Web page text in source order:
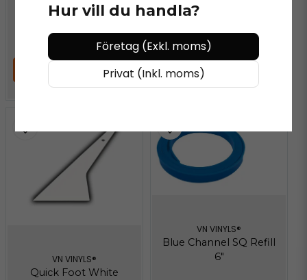
199 kr/ styck
LÄGG I VARUKORGEN
169 kr/ styck
LÄGG I VARUKORGEN
VN VINYLS®
Quick Foot White
VN VINYLS®
Blue Channel SQ Refill
6"
Hur vill du handla?
Företag (Exkl. moms)
Privat (Inkl. moms)